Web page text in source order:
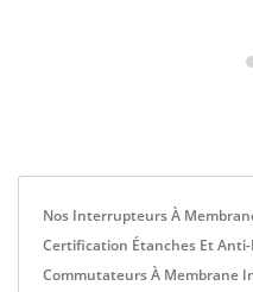
Nos Interrupteurs À
Certification Étanches Et
Commutateurs À Membrane